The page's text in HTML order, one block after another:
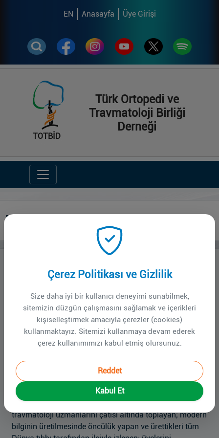
EN Anasayfa Üye Girişi
TOTBİD
Türk Ortopedi ve
Travmatoloji Birliği
Derneği
Vizyon / Misyon
TOTBİD, Türkiye'de çalışan ortopedi ve travmatoloji
koşulları hazırlayan ve bu konuda teşvik edici çalışmalar
yapan; meslek dalının saygınlığının korunması ve
yüceltilmesi için önderlik eden; üyelerinin haklarının
korunması için gerekli girişimlerde bulunan, ancak
olumsuzlukların giderilmesi için kendi özdenetim
mekanizmalarını çalıştırmaktan kaçınmayan, bir sivil
toplum örgütüdür.
Hedef ve Amaçlar (Vizyon)
TOTBİD, Türkiye'de çalışan istisnasız tüm ortopedi ve
travmatoloji uzmanlarını çatısı altında toplayan; modern
bilginin üretilmesinde öncülük yapan ve ürettikleri tüm
Çerez Politikası ve Gizlilik
Size daha iyi bir kullanıcı deneyimi sunabilmek,
sitemizin düzgün çalışmasını sağlamak ve içerikleri
kişiselleştirmek amacıyla çerezler (cookies)
kullanmaktayız. Sitemizi kullanmaya devam ederek
çerez kullanımımızı kabul etmiş olursunuz.
Reddet
Kabul Et